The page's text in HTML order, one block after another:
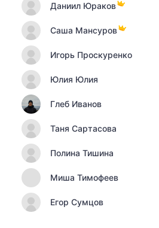
Даниил Юраков
Саша Мансуров
Игорь Проскуренко
Юлия Юлия
Глеб Иванов
Таня Сартасова
Полина Тишина
Миша Тимофеев
Егор Сумцов